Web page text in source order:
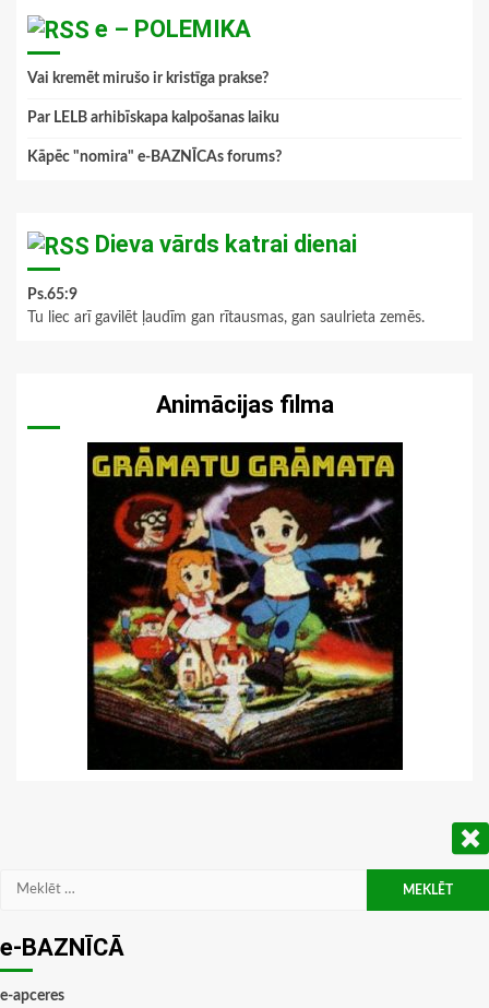
e – POLEMIKA
Vai kremēt mirušo ir kristīga prakse?
Par LELB arhibīskapa kalpošanas laiku
Kāpēc "nomira" e-BAZNĪCAs forums?
Dieva vārds katrai dienai
Ps.65:9
Tu liec arī gavilēt ļaudīm gan rītausmas, gan saulrieta zemēs.
Animācijas filma
Meklēt:
e-BAZNĪCĀ
e-apceres